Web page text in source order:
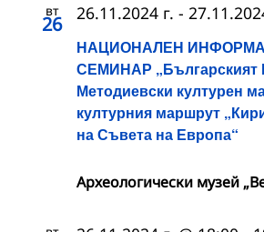
вт
26
НАЦИОНАЛЕН
СЕМИНАР „Българският
Методиевски културен
културния маршрут
на Съвета на Европа“
26.11.2024 г. -
Археологически музей